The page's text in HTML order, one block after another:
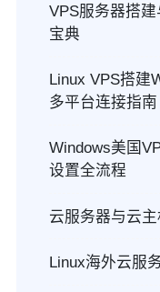
VPS服务器搭建
宝典
Linux VPS搭建
多平台连接指南
Windows美国
设置全流程
云服务器与云
Linux海外云服